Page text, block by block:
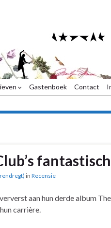
Gastenboek Contact
in Recensie
aan hun derde album
carrière.